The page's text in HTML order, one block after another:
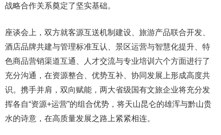
战略合作关系奠定了坚实基础。
座谈会上，双方就客源互送机制建设、旅游产品联合开发、
酒店品牌共建与管理标准互认、景区运营与智慧化提升、特
色商品营销渠道互通、人才交流与专业培训六个方面进行了
充分沟通，在资源整合、优势互补、协同发展上形成高度共
识。携手并肩，双向赋能，两大省级国有文旅企业将充分发
挥各自“资源+运营”的组合优势，将天山昆仑的雄浑与黔山贵
水的诗意，在高质量发展之路上紧紧相连。